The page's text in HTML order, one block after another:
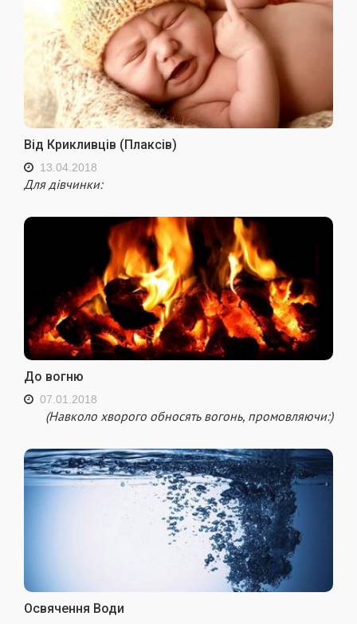
Від Крикливців (Плаксів)
13.04.2018
Для дівчинки:
До вогню
07.01.2018
(Навколо хворого обносять вогонь, промовляючи:)
Освячення Води